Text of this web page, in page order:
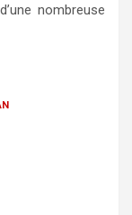
nombreuse